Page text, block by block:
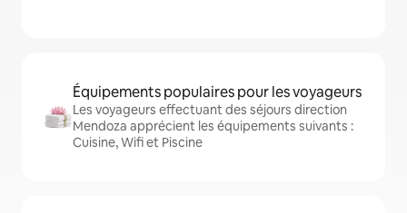
Équipements populaires pour les voyageurs
Les voyageurs effectuant des séjours direction
Mendoza apprécient les équipements suivants :
Cuisine, Wifi et Piscine